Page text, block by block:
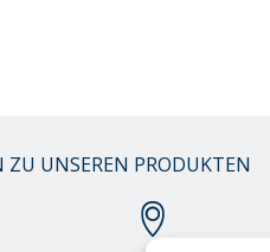
UNSEREN PRODUKTEN